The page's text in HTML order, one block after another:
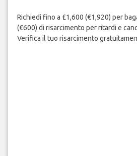
Richiedi fino a £1,600 (€1,920) per
(€600) di risarcimento per ritardi e
Verifica il tuo risarcimento